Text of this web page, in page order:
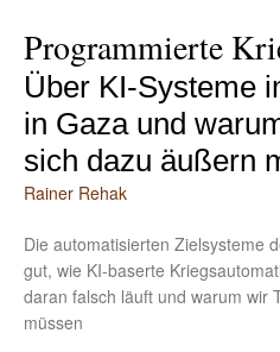
Programmierte
Über KI-Systeme
in Gaza und
sich dazu äußern
Rainer Rehak
Die automatisierten Zielsysteme
gut, wie KI-baserte
daran falsch läuft und warum wir
müssen